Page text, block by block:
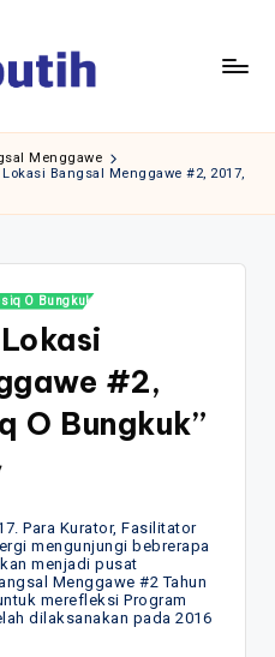
Menggawe
Lokasi Bangsal Menggawe #2, 2017,
siq O Bungkuk
#2,
O Bungkuk”
Para Kurator, Fasilitator
mengunjungi bebrerapa
menjadi pusat
Menggawe #2 Tahun
merefleksi Program
dilaksanakan pada 2016